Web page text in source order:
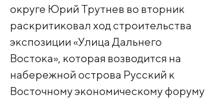
округе Юрий Трутнев во вторник
раскритиковал ход строительства
экспозиции «Улица Дальнего
Востока», которая возводится на
набережной острова Русский к
Восточному экономическому форуму